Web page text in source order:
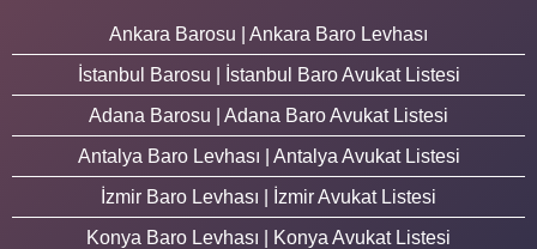
Ankara Barosu | Ankara Baro Levhası
İstanbul Barosu | İstanbul Baro Avukat Listesi
Adana Barosu | Adana Baro Avukat Listesi
Antalya Baro Levhası | Antalya Avukat Listesi
İzmir Baro Levhası | İzmir Avukat Listesi
Konya Baro Levhası | Konya Avukat Listesi